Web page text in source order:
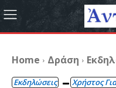
Home Δράση
Εκδηλώσεις Χρήστος